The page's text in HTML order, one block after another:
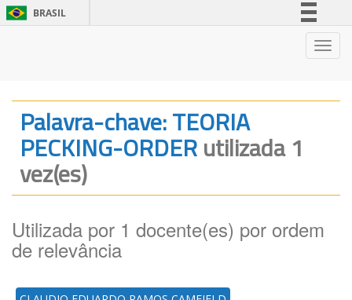
BRASIL
Legislação
Canais
Palavra-chave: TEORIA
PECKING-ORDERutilizada 1
vez(es)
Utilizada por 1 docente(es) por ordem
de relevância